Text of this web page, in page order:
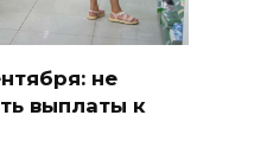
не
выплаты к